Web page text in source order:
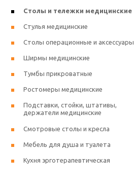
Столы и тележки медицинские
Стулья медицинские
Столы операционные и аксессуары
Ширмы медицинские
Тумбы прикроватные
Ростомеры медицинские
Подставки, стойки, штативы,
держатели медицинские
Смотровые столы и кресла
Мебель для душа и туалета
Кухня эрготерапевтическая